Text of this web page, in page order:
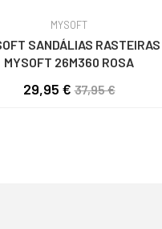
MYSOFT
SANDÁLIAS RASTEIRAS
MYSOFT 26M360 ROSA
29,95 €37,95 €